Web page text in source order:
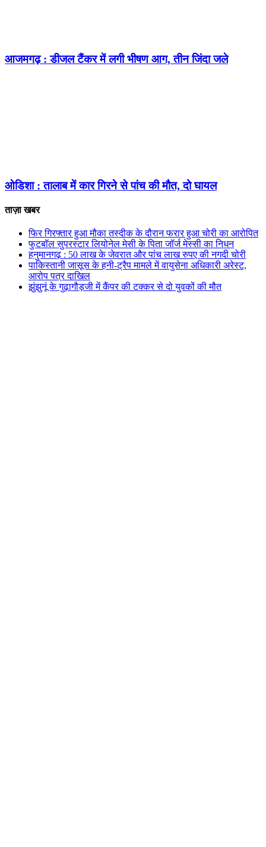
आजमगढ़ : डीजल टैंकर में लगी भीषण आग, तीन जिंदा जले
ओडिशा : तालाब में कार गिरने से पांच की मौत, दो घायल
ताज़ा खबर
फिर गिरफ्तार हुआ मौका तस्दीक के दौरान फरार हुआ चोरी का आरोपित
फुटबॉल सुपरस्टार लियोनेल मेसी के पिता जॉर्ज मेस्सी का निधन
हनुमानगढ़ : 50 लाख के जेवरात और पांच लाख रुपए की नगदी चोरी
पाकिस्तानी जासूस के हनी-ट्रैप मामले में वायुसेना अधिकारी अरेस्ट,
आरोप पत्र दाखिल
झुंझुनूं के गुढ़ागौड़जी में कैंपर की टक्कर से दो युवकों की मौत